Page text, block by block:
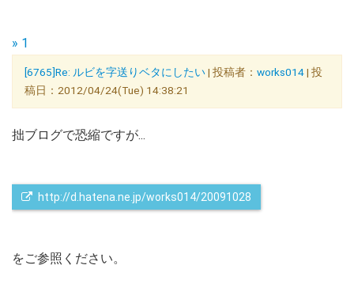
» 1
[6765]Re: ルビを字送りベタにしたい| 投稿者： works014| 投
稿日：2012/04/24(Tue) 14:38:21
拙ブログで恐縮ですが...
http://d.hatena.ne.jp/works014/20091028
をご参照ください。